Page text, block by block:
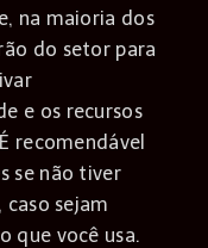
na maioria dos
do setor para
e os recursos
recomendável
se não tiver
caso sejam
que você usa.